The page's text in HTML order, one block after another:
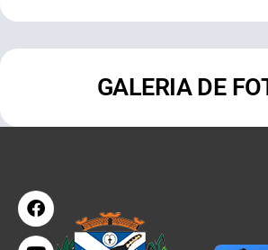
GALERIA DE